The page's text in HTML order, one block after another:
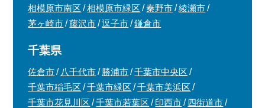
相模原市南区
相模原市緑区 秦野市
綾瀬市
茅ヶ崎市
藤沢市 逗子市 鎌倉市
千葉県
佐倉市 八千代市 勝浦市
千葉市中央区
千葉市稲毛区
千葉市緑区
千葉市美浜区
千葉市花見川区
千葉市若葉区 印西市
四街道市